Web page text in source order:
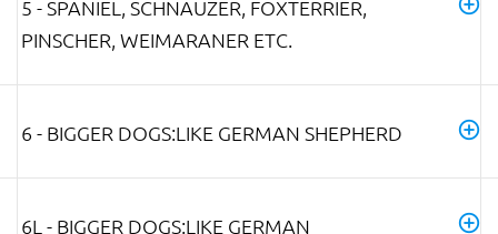
5 - SPANIEL, SCHNAUZER, FOXTERRIER,
PINSCHER, WEIMARANER ETC.
6 - BIGGER DOGS:LIKE GERMAN SHEPHERD
6L - BIGGER DOGS:LIKE GERMAN